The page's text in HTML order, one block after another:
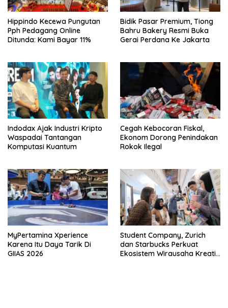
Hippindo Kecewa Pungutan
Pph Pedagang Online
Ditunda: Kami Bayar 11%
Bidik Pasar Premium, Tiong
Bahru Bakery Resmi Buka
Gerai Perdana Ke Jakarta
Indodax Ajak Industri Kripto
Waspadai Tantangan
Komputasi Kuantum
Cegah Kebocoran Fiskal,
Ekonom Dorong Penindakan
Rokok Ilegal
MyPertamina Xperience
Karena Itu Daya Tarik Di
GIIAS 2026
Student Company, Zurich
dan Starbucks Perkuat
Ekosistem Wirausaha Kreatif